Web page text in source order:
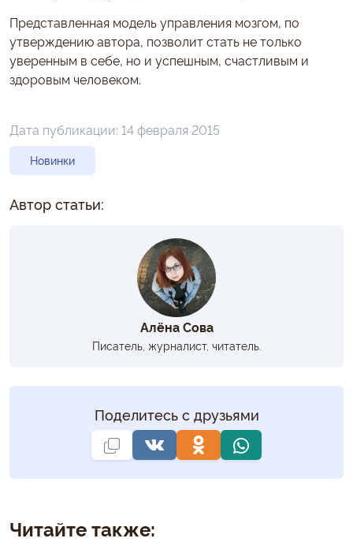
Представленная модель управления мозгом, по
утверждению автора, позволит стать не только
уверенным в себе, но и успешным, счастливым и
здоровым человеком.
Дата публикации: 14 февраля 2015
Новинки
Автор статьи:
Алёна Сова
Писатель, журналист, читатель.
Поделитесь с друзьями
Читайте также: